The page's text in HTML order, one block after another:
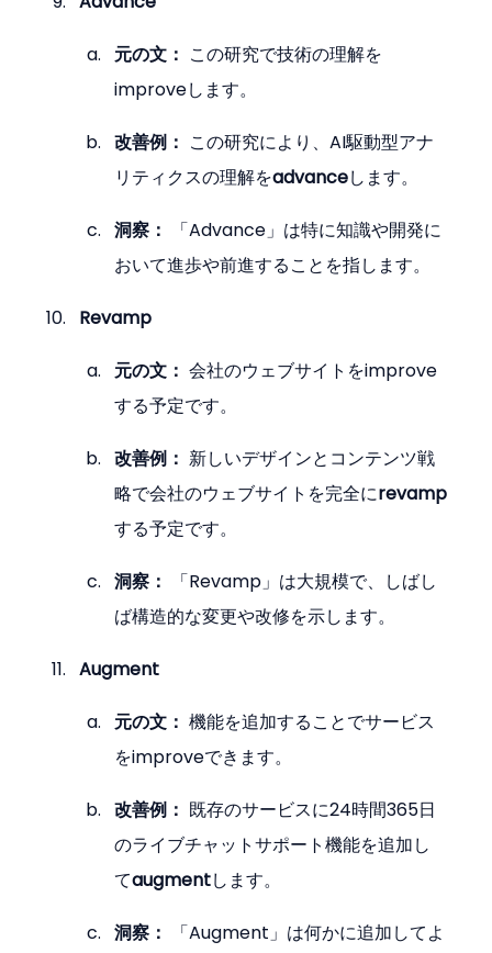
元の文： この研究で技術の理解を
improveします。
改善例： この研究により、AI駆動型アナ
リティクスの理解をadvanceします。
洞察：
「Advance」は特に知識や開発に
おいて進歩や前進することを指します。
Revamp
元の文： 会社のウェブサイトをimprove
する予定です。
改善例： 新しいデザインとコンテンツ戦
略で会社のウェブサイトを完全にrevamp
する予定です。
洞察：
「Revamp」は大規模で、しばし
ば構造的な変更や改修を示します。
Augment
元の文： 機能を追加することでサービス
をimproveできます。
改善例： 既存のサービスに24時間365日
のライブチャットサポート機能を追加し
てaugmentします。
洞察：
「Augment」は何かに追加してよ